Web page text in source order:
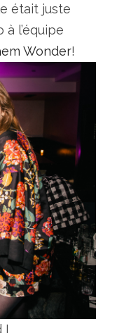
était juste
l’équipe
Wonder!
I